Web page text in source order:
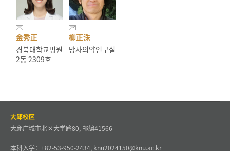
金秀正
경북대학교병원
2동 2309호
柳正洙
방사의약연구실
大邱校区
大邱广域市北区大学路80, 邮编41566
本科入学：+82-53-950-2434, knu2024150@knu.ac.kr